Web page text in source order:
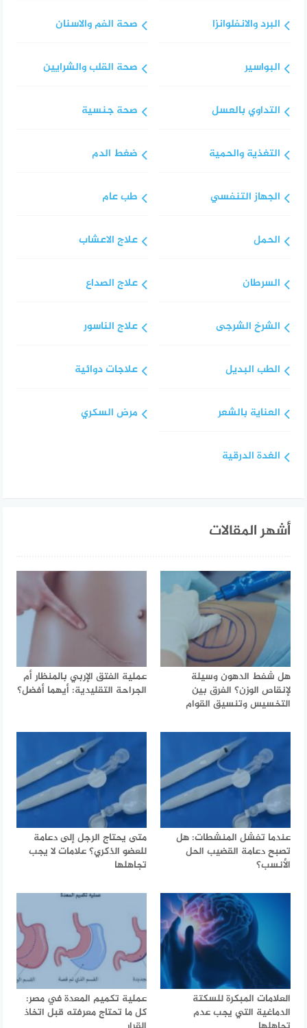
البرد والانفلوانزا
البواسير
التداوي بالعسل
التغذية والحمية
الجهاز التنفسي
الحمل
السرطان
الشرخ الشرجى
الطب البديل
العناية بالشعر
الغدة الدرقية
صحة الفم والاسنان
صحة القلب والشرايين
صحة جنسية
ضغط الدم
طب عام
علاج الاعشاب
علاج الصداع
علاج الناسور
علاجات دوائية
مرض السكري
أشهر المقالات
هل شفط الدهون وسيلة
لإنقاص الوزن؟ الفرق بين
التخسيس وتنسيق القوام
عملية الفتق الإربي بالمنظار أم
الجراحة التقليدية: أيهما أفضل؟
عندما تفشل المنشطات: هل
تصبح دعامة القضيب الحل
الأنسب؟
متى يحتاج الرجل إلى دعامة
للعضو الذكري؟ علامات لا يجب
تجاهلها
العلامات المبكرة للسكتة
الدماغية التي يجب عدم
عملية تكميم المعدة في مصر:
كل ما تحتاج معرفته قبل اتخاذ